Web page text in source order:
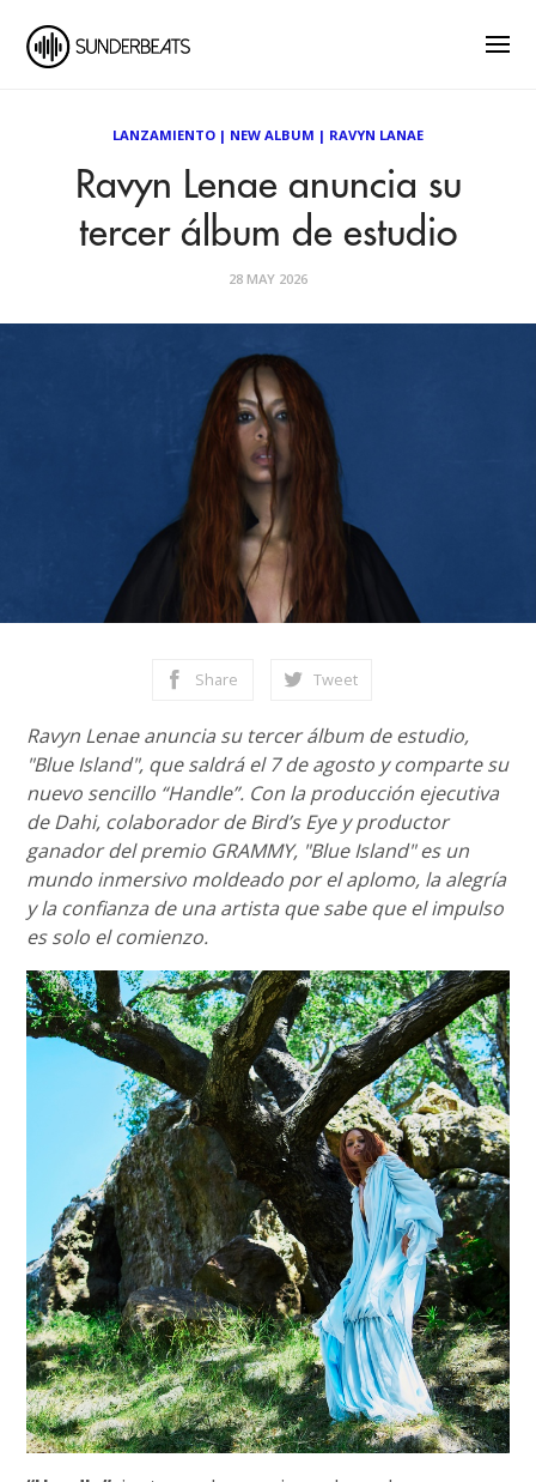
LANZAMIENTO | NEW ALBUM | RAVYN LANAE
Ravyn Lenae anuncia su
tercer álbum de estudio
28 MAY 2026
Share Tweet
Ravyn Lenae anuncia su tercer álbum de estudio,
"Blue Island", que saldrá el 7 de agosto y comparte su
nuevo sencillo “Handle”. Con la producción ejecutiva
de Dahi, colaborador de Bird’s Eye y productor
ganador del premio GRAMMY, "Blue Island" es un
mundo inmersivo moldeado por el aplomo, la alegría
y la confianza de una artista que sabe que el impulso
es solo el comienzo.